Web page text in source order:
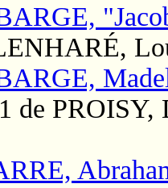
de PROISY,